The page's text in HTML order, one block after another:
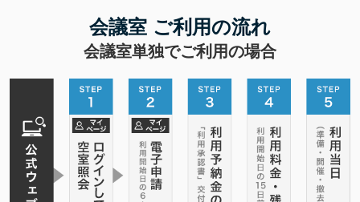
会議室 ご利用の流れ
会議室単独でご利用の場合